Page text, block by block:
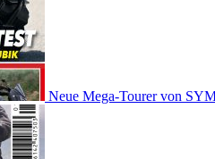
Neue Mega-Tourer von